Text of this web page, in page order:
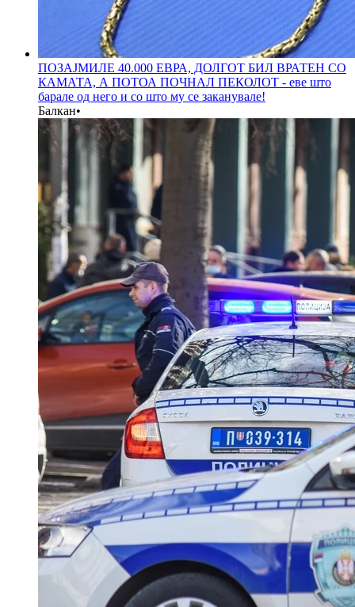
ПОЗАЈМИЛЕ 40.000 ЕВРА, ДОЛГОТ БИЛ ВРАТЕН СО
КАМАТА, А ПОТОА ПОЧНАЛ ПЕКОЛОТ - еве што
барале од него и со што му се заканувале!
Балкан•